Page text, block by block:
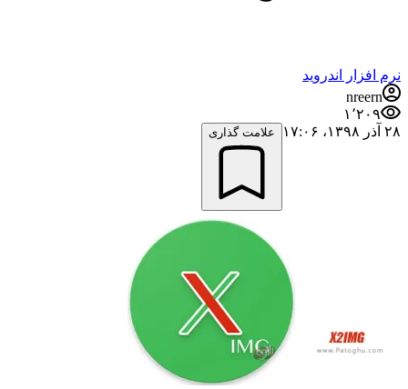
نرم افزار اندروید
nreern
۱٬۲۰۹
۲۸ آذر ۱۳۹۸،‏ ۱۷:۰۶
علامت گذاری